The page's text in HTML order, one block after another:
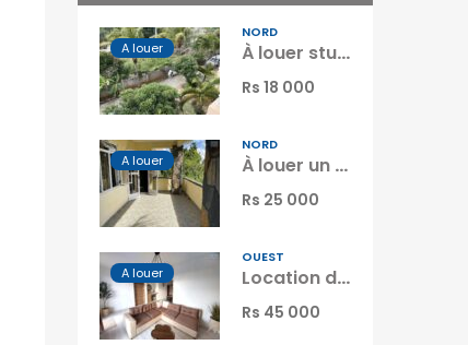
A louer
NORD
À louer studio meublé situé dans une résidence sécurisée à Péreybère Île Maurice
Rs 18 000
A louer
NORD
À louer un appartement avec studio indépendant à quelques pas de la plage de Grand Gaube Maurice
Rs 25 000
A louer
OUEST
Location d’un charmant appartement dans une résidence sécurisée avec piscine commune à Flic en Flac Maurice
Rs 45 000